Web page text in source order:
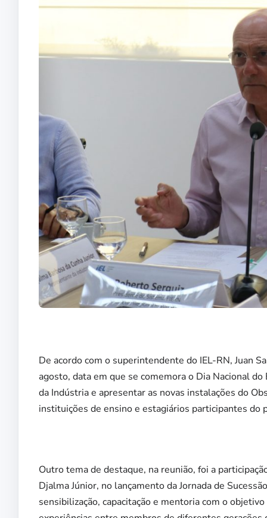
De acordo com o superintendente do IEL-RN, Juan
agosto, data em que se comemora o Dia Nacional
da Indústria e apresentar as novas instalações do
instituições de ensino e estagiários participantes do
Outro tema de destaque, na reunião, foi a
Djalma Júnior, no lançamento da Jornada de
sensibilização, capacitação e mentoria com o